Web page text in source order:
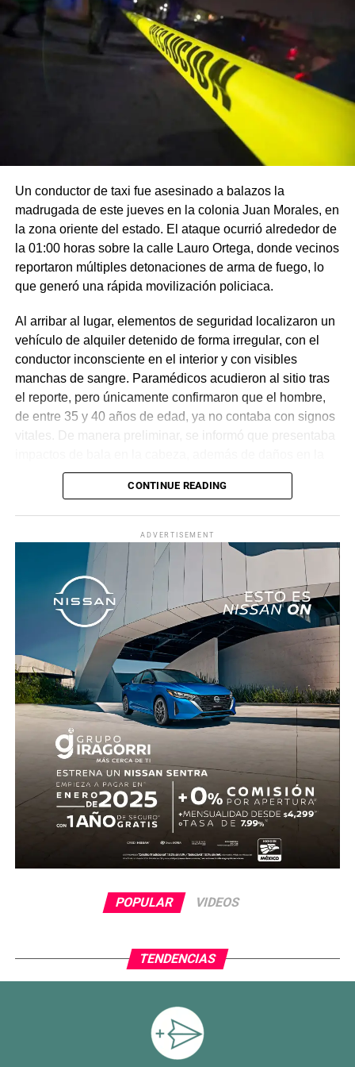
Un conductor de taxi fue asesinado a balazos la
madrugada de este jueves en la colonia Juan Morales, en
la zona oriente del estado. El ataque ocurrió alrededor de
la 01:00 horas sobre la calle Lauro Ortega, donde vecinos
reportaron múltiples detonaciones de arma de fuego, lo
que generó una rápida movilización policiaca.
Al arribar al lugar, elementos de seguridad localizaron un
vehículo de alquiler detenido de forma irregular, con el
conductor inconsciente en el interior y con visibles
manchas de sangre. Paramédicos acudieron al sitio tras
el reporte, pero únicamente confirmaron que el hombre,
de entre 35 y 40 años de edad, ya no contaba con signos
vitales. De manera preliminar, se informó que presentaba
puerta del lado del conductor.
realizaron las diligencias correspondientes y el
levantamiento del cuerpo. Hasta el momento no se
cuenta con información sobre los agresores, y el cadáver
fue trasladado al Servicio Médico Forense en espera de
ser identificado, en tanto continúan las investigaciones.
CONTINUE READING
ADVERTISEMENT
POPULAR VIDEOS
TENDENCIAS